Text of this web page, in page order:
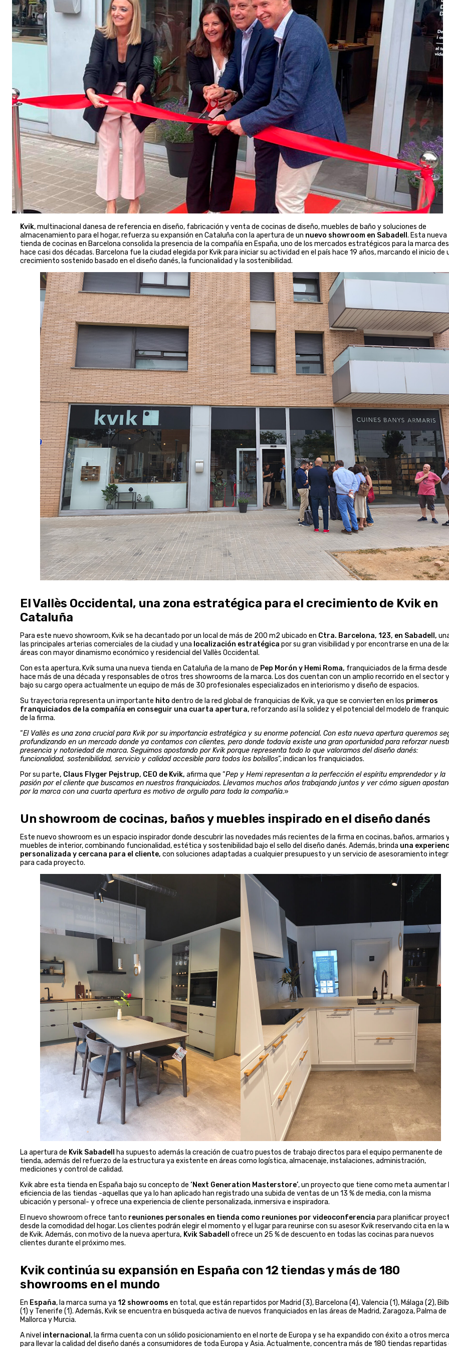
Kvik, multinacional danesa de referencia en diseño, fabricación y venta de cocinas de diseño, muebles de baño y soluciones de
almacenamiento para el hogar, refuerza su expansión en Cataluña con la apertura de un nuevo showroom en Sabadell . Esta nueva
tienda de cocinas en Barcelona consolida la presencia de la compañía en España, uno de los mercados estratégicos para la marca
hace casi dos décadas. Barcelona fue la ciudad elegida por Kvik para iniciar su actividad en el país hace 19 años, marcando el inicio de
crecimiento sostenido basado en el diseño danés, la funcionalidad y la sostenibilidad.
El Vallès Occidental, una zona estratégica para el crecimiento de Kvik en
Cataluña
Para este nuevo showroom, Kvik se ha decantado por un local de más de 200 m2 ubicado en Ctra. Barcelona, 123, en Sabadell,
las principales arterias comerciales de la ciudad y una localización estratégica por su gran visibilidad y por encontrarse en una de
áreas con mayor dinamismo económico y residencial del Vallès Occidental.
Con esta apertura, Kvik suma una nueva tienda en Cataluña de la mano de Pep Morón y Hemi Roma, franquiciados de la firma desde
hace más de una década y responsables de otros tres showrooms de la marca. Los dos cuentan con un amplio recorrido en el sector y
bajo su cargo opera actualmente un equipo de más de 30 profesionales especializados en interiorismo y diseño de espacios.
Su trayectoria representa un importante hito dentro de la red global de franquicias de Kvik, ya que se convierten en los primeros
franquiciados de la compañía en conseguir una cuarta apertura, reforzando así la solidez y el potencial del modelo de
de la firma.
“El Vallès es una zona crucial para Kvik por su importancia estratégica y su enorme potencial. Con esta nueva apertura queremos
profundizando en un mercado donde ya contamos con clientes, pero donde todavía existe una gran oportunidad para reforzar
presencia y notoriedad de marca. Seguimos apostando por Kvik porque representa todo lo que valoramos del diseño danés:
funcionalidad, sostenibilidad, servicio y calidad accesible para todos los bolsillos”, indican los franquiciados.
Por su parte, Claus Flyger Pejstrup, CEO de Kvik, afirma que “Pep y Hemi representan a la perfección el espíritu emprendedor y la
pasión por el cliente que buscamos en nuestros franquiciados. Llevamos muchos años trabajando juntos y ver cómo siguen
por la marca con una cuarta apertura es motivo de orgullo para toda la compañía.»
Un showroom de cocinas, baños y muebles inspirado en el diseño danés
Este nuevo showroom es un espacio inspirador donde descubrir las novedades más recientes de la firma en cocinas, baños, armarios
muebles de interior, combinando funcionalidad, estética y sostenibilidad bajo el sello del diseño danés. Además, brinda una
personalizada y cercana para el cliente, con soluciones adaptadas a cualquier presupuesto y un servicio de asesoramiento
para cada proyecto.
La apertura de Kvik Sabadell
ha supuesto además la creación de cuatro puestos de trabajo directos para el equipo permanente de
tienda, además del refuerzo de la estructura ya existente en áreas como logística, almacenaje, instalaciones, administración,
mediciones y control de calidad.
Kvik abre esta tienda en España bajo su concepto de ‘Next Generation Masterstore’, un proyecto que tiene como meta aumentar
eficiencia de las tiendas -aquellas que ya lo han aplicado han registrado una subida de ventas de un 13 % de media, con la misma
ubicación y personal- y ofrece una experiencia de cliente personalizada, inmersiva e inspiradora.
El nuevo showroom ofrece tanto reuniones personales en tienda como reuniones por videoconferencia para planificar
desde la comodidad del hogar. Los clientes podrán elegir el momento y el lugar para reunirse con su asesor Kvik reservando cita en la
de Kvik. Además, con motivo de la nueva apertura, Kvik Sabadell ofrece un 25 % de descuento en todas las cocinas para nuevos
clientes durante el próximo mes.
Kvik continúa su expansión en España con 12 tiendas y más de 180
showrooms en el mundo
En España, la marca suma ya 12 showrooms en total, que están repartidos por Madrid (3), Barcelona (4), Valencia (1), Málaga (2),
(1) y Tenerife (1). Además, Kvik se encuentra en búsqueda activa de nuevos franquiciados en las áreas de Madrid, Zaragoza, Palma de
Mallorca y Murcia.
A nivel internacional , la firma cuenta con un sólido posicionamiento en el norte de Europa y se ha expandido con éxito a otros
para llevar la calidad del diseño danés a consumidores de toda Europa y Asia. Actualmente, concentra más de 180 tiendas repartidas